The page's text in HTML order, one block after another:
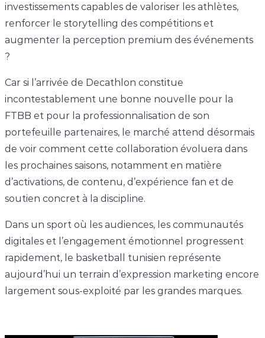
investissements capables de valoriser les athlètes,
renforcer le storytelling des compétitions et
augmenter la perception premium des événements
?
Car si l’arrivée de Decathlon constitue
incontestablement une bonne nouvelle pour la
FTBB et pour la professionnalisation de son
portefeuille partenaires, le marché attend désormais
de voir comment cette collaboration évoluera dans
les prochaines saisons, notamment en matière
d’activations, de contenu, d’expérience fan et de
soutien concret à la discipline.
Dans un sport où les audiences, les communautés
digitales et l’engagement émotionnel progressent
rapidement, le basketball tunisien représente
aujourd’hui un terrain d’expression marketing encore
largement sous-exploité par les grandes marques.